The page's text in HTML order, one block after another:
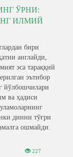
ЎРНИ:
ИЛМИЙ
бири
англайди,
эса тараққий
эътибор
йўлбошчилари
ва ҳадиси
динни тўғри
ошмайди.
227